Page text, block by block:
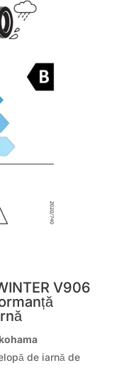
V906
de iarnă de